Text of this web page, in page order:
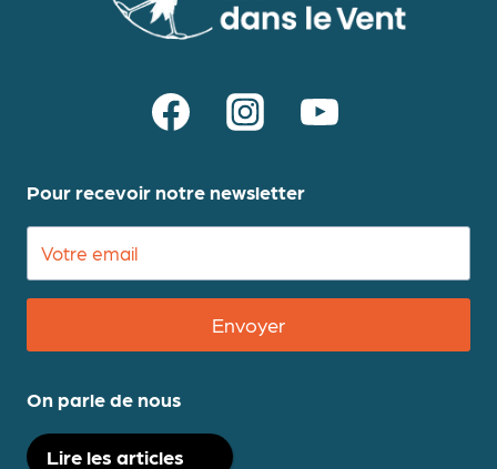
Pour recevoir notre newsletter
Envoyer
On parle de nous
Lire les articles